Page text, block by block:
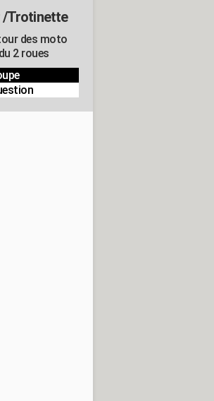
/Trotinette
des moto
2 roues